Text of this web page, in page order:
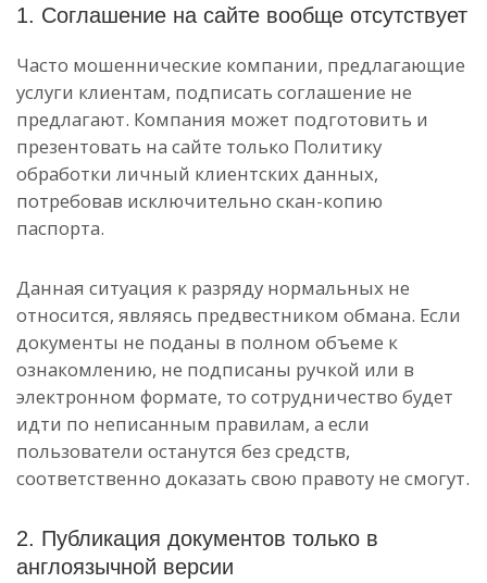
1. Соглашение на сайте вообще отсутствует
Часто мошеннические компании, предлагающие
услуги клиентам, подписать соглашение не
предлагают. Компания может подготовить и
презентовать на сайте только Политику
обработки личный клиентских данных,
потребовав исключительно скан-копию
паспорта.
Данная ситуация к разряду нормальных не
относится, являясь предвестником обмана. Если
документы не поданы в полном объеме к
ознакомлению, не подписаны ручкой или в
электронном формате, то сотрудничество будет
идти по неписанным правилам, а если
пользователи останутся без средств,
соответственно доказать свою правоту не смогут.
2. Публикация документов только в
англоязычной версии